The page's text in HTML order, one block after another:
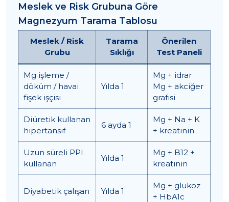
Meslek ve Risk Grubuna Göre
Magnezyum Tarama Tablosu
Meslek / Risk
Grubu
Tarama
Sıklığı
Önerilen
Test Paneli
Mg işleme /
döküm / havai
fişek işçisi
Yılda 1
Mg + idrar
Mg + akciğer
grafisi
Diüretik kullanan
hipertansif
6 ayda 1
Mg + Na + K
+ kreatinin
Uzun süreli PPI
kullanan
Yılda 1
Mg + B12 +
kreatinin
Diyabetik çalışan Yılda 1
Mg + glukoz
+ HbA1c